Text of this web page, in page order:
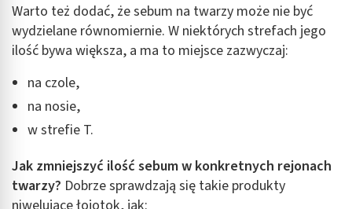
Warto też dodać, że sebum na twarzy może nie być
wydzielane równomiernie. W niektórych strefach jego
ilość bywa większa, a ma to miejsce zazwyczaj:
na czole,
na nosie,
w strefie T.
Jak zmniejszyć ilość sebum w konkretnych rejonach
twarzy? Dobrze sprawdzają się takie produkty